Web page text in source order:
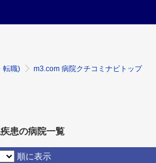
転職)
m3.com 病院クチコミナビトップ
患の病院一覧
順に表示